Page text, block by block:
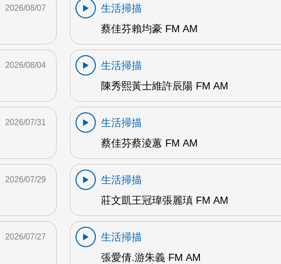
2026/08/07
生活掃描
蔡佳芬賴均豪 FM AM
2026/08/04
生活掃描
陳秀熙黃士維許辰陽 FM AM
2026/07/31
生活掃描
蔡佳芬蔡淩蕙 FM AM
2026/07/29
生活掃描
莊文凱王冠瑋張麗瑱 FM AM
2026/07/27
生活掃描
張愛倩.游朱義 FM AM